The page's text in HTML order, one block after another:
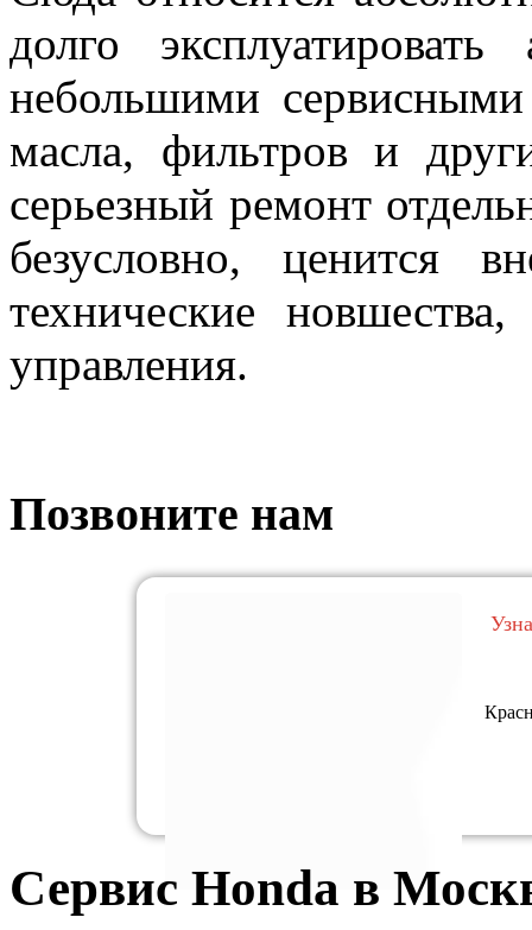
долго
небольшими
масла, фильтров и
серьезный ремонт
безусловно, ценится
технические
управления.
Позвоните нам
Сервис Honda в